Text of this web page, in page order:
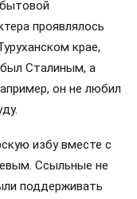
проявлялось
крае,
Сталиным, а
он не любил
избу вместе с
Ссыльные не
поддерживать